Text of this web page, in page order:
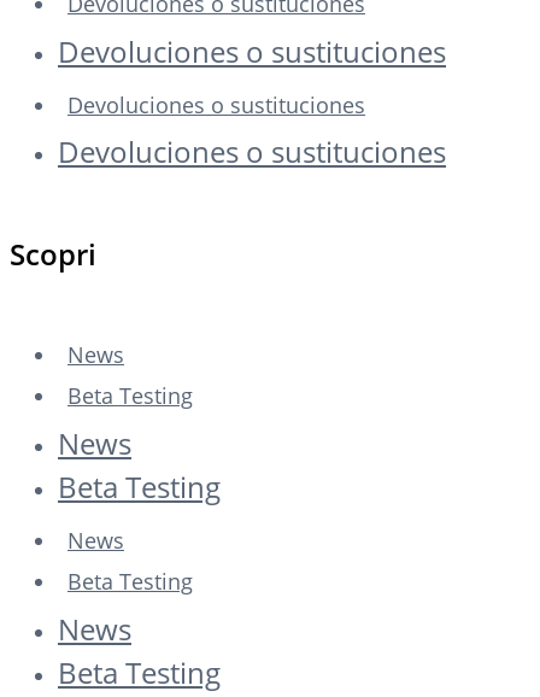
Devoluciones o sustituciones
Devoluciones o sustituciones
Devoluciones o sustituciones
Scopri
News
Beta Testing
News
Beta Testing
News
Beta Testing
News
Beta Testing